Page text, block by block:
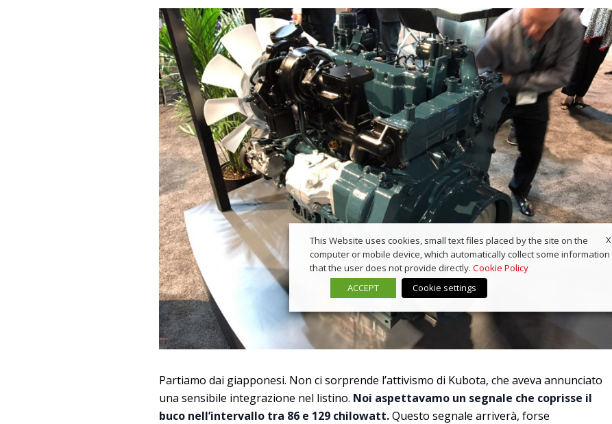
Partiamo dai giapponesi. Non ci sorprende l’attivismo di Kubota, che aveva annunciato
una sensibile integrazione nel listino. Noi aspettavamo un segnale che coprisse il
buco nell’intervallo tra 86 e 129 chilowatt.Questo segnale arriverà, forse
X
This Website uses cookies, small text files placed by the site on the
computer or mobile device, which automatically collect some information
that the user does not provide directly. Cookie Policy
ACCEPT
Cookie settings